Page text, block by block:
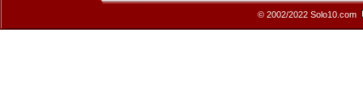
© 2002/2022 Solo10.com